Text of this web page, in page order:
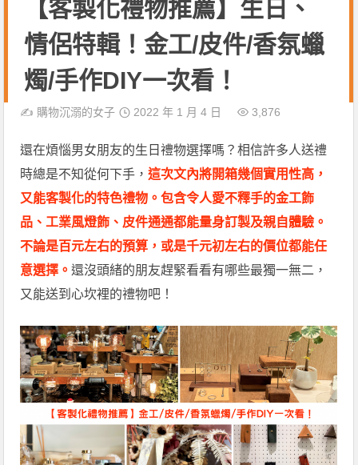
【客製化禮物推薦】生日、
情侶特輯！金工/皮件/香氛蠟
燭/手作DIY一次看！
✍️ 購物沉溺的女子 2022 年 1 月 4 日 3,876
還在煩惱男女朋友的生日禮物選擇嗎？相信許多人送禮
時總是不知從何下手，這次文內將開箱幾個實用性高，
又能客製化的特色禮物。包含令人愛不釋手的金工飾
品、工業風燈飾、皮件通通都能量身訂製及親自體驗。
不論是百元左右的預算，或是千元初左右的價位都能任
意選擇。還沒頭緒的朋友趕緊看看有哪些最獨一無二，
又能送到心坎裡的禮物吧！